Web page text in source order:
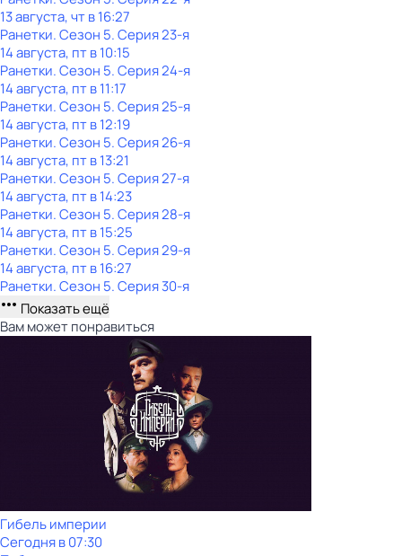
13 августа, чт в 16:27
Ранетки. Сезон 5. Серия 23-я
14 августа, пт в 10:15
Ранетки. Сезон 5. Серия 24-я
14 августа, пт в 11:17
Ранетки. Сезон 5. Серия 25-я
14 августа, пт в 12:19
Ранетки. Сезон 5. Серия 26-я
14 августа, пт в 13:21
Ранетки. Сезон 5. Серия 27-я
14 августа, пт в 14:23
Ранетки. Сезон 5. Серия 28-я
14 августа, пт в 15:25
Ранетки. Сезон 5. Серия 29-я
14 августа, пт в 16:27
Ранетки. Сезон 5. Серия 30-я
Показать ещё
Вам может понравиться
Гибель империи
Сегодня в 07:30